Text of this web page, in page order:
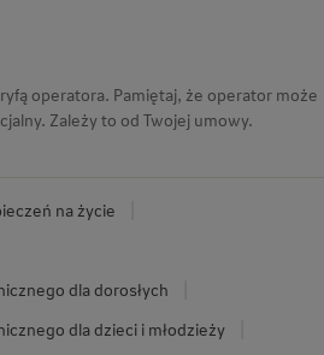
operatora. Pamiętaj, że operator może
Zależy to od Twojej umowy.
na życie
dla dorosłych
dla dzieci i młodzieży